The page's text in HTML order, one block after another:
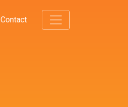
Contact